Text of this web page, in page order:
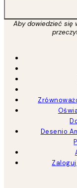
Aby dowiedzieć się
Desenio